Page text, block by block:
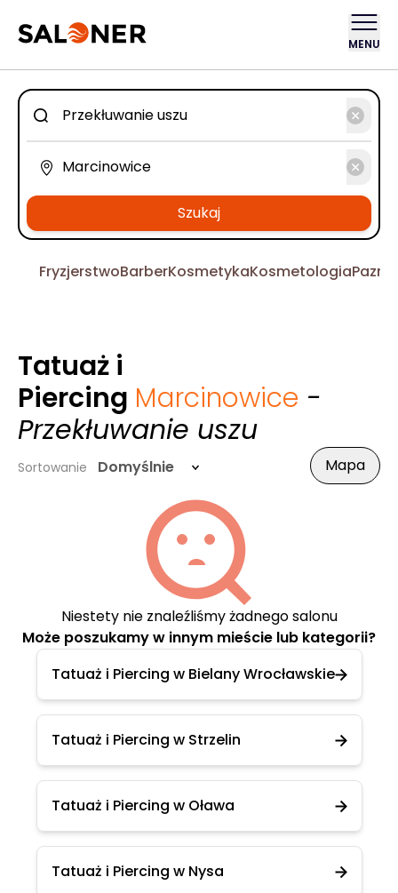
MENU
Szukaj
FryzjerstwoBarberKosmetykaKosmetologia
Tatuaż i
Piercing Marcinowice -
Przekłuwanie uszu
Sortowanie Domyślnie Mapa
Niestety nie znaleźliśmy żadnego salonu
Może poszukamy w innym mieście lub kategorii?
Tatuaż i Piercing w Bielany Wrocławskie
Tatuaż i Piercing w Strzelin
Tatuaż i Piercing w Oława
Tatuaż i Piercing w Nysa